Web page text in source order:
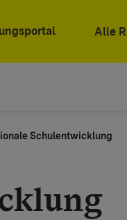
Alle
Schulentwicklung